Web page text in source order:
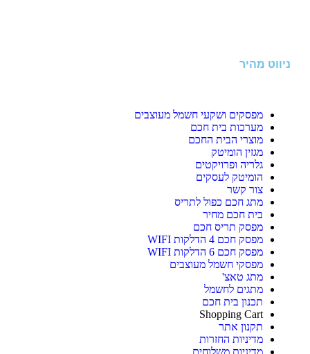
ניווט מהיר
מפסקים ושקעי חשמל מעוצבים
מערכות בית חכם
מוצרי הבית החכם
מגזין הומיטק
גלריה ופרויקטים
הומיטק לעסקים
צור קשר
מתג חכם כפול לתריס
בית חכם מחיר
מפסק תריס חכם
מפסק חכם 4 הדלקות WIFI
מפסק חכם 6 הדלקות WIFI
מפסקי חשמל מעוצבים
מתג טאצ'
מתגים לחשמל
תכנון בית חכם
Shopping Cart
תקנון אתר
מדיניות החזרות